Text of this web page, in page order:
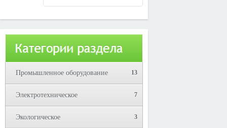
Уважением,
Промышленное оборудование 13
Электротехническое 7
Экологическое 3